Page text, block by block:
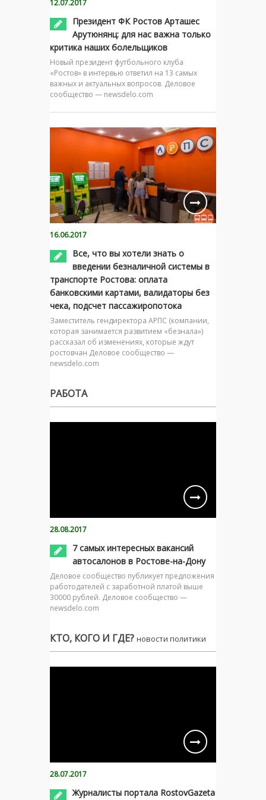
12.07.2017
Президент ФК Ростов Арташес
Арутюнянц: для нас важна только
критика наших болельщиков
Новый президент футбольного клуба
«Ростов» в интервью ответил на 13 самых
важных и актуальных вопросов. Деловое
сообщество — newsdelo.com
16.06.2017
Все, что вы хотели знать о
введении безналичной системы в
транспорте Ростова: оплата
банковскими картами, валидаторы без
чека, подсчет пассажиропотока
Заместитель гендиректора АРПС (компании,
которая занимается развитием «безнала»)
рассказал об изменениях, которые ждут
ростовчан Деловое сообщество —
newsdelo.com
РАБОТА
28.08.2017
7 самых интересных вакансий
автосалонов в Ростове-на-Дону
Деловое сообщество публикует предложения
работодателей с заработной платой выше
30000 рублей. Деловое сообщество —
newsdelo.com
КТО, КОГО И ГДЕ? новости политики
28.07.2017
Журналисты портала RostovGazeta